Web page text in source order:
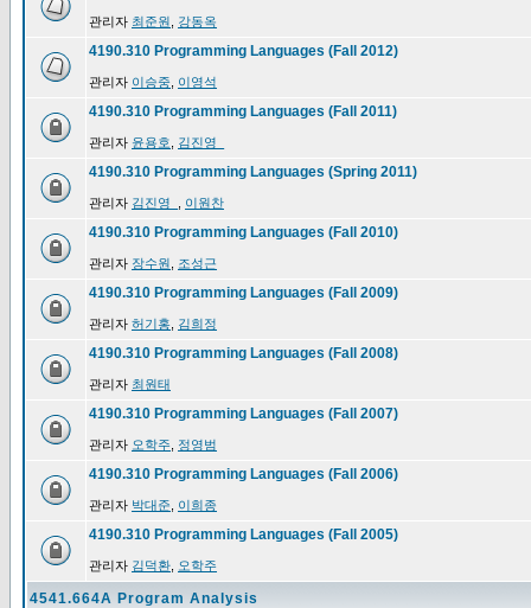
관리자 최준원 강동옥
4190.310 Programming Languages (Fall 2012)
관리자 이승중 이영석
4190.310 Programming Languages (Fall 2011)
관리자 윤용호 김진영_
4190.310 Programming Languages (Spring 2011)
관리자 김진영_ 이원찬
4190.310 Programming Languages (Fall 2010)
관리자 장수원 조성근
4190.310 Programming Languages (Fall 2009)
관리자 허기홍 김희정
4190.310 Programming Languages (Fall 2008)
관리자 최원태
4190.310 Programming Languages (Fall 2007)
관리자 오학주 정영범
4190.310 Programming Languages (Fall 2006)
관리자 박대준 이희종
4190.310 Programming Languages (Fall 2005)
관리자 김덕환 오학주
4541.664A Program Analysis